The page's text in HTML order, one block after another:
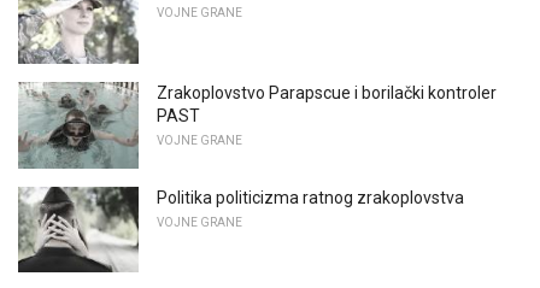
VOJNE GRANE
Zrakoplovstvo Parapscue i borilački kontroler
PAST
VOJNE GRANE
Politika politicizma ratnog zrakoplovstva
VOJNE GRANE